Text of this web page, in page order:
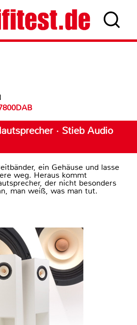
· Stieb Audio
ein Gehäuse und lasse
weg. Heraus kommt
der nicht besonders
man weiß, was man tut.